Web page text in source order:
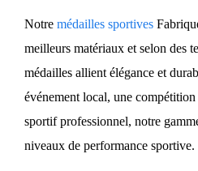
Notre médailles sportives
meilleurs matériaux et selon des
médailles allient élégance et
événement local, une
sportif professionnel, notre
niveaux de performance sportive.